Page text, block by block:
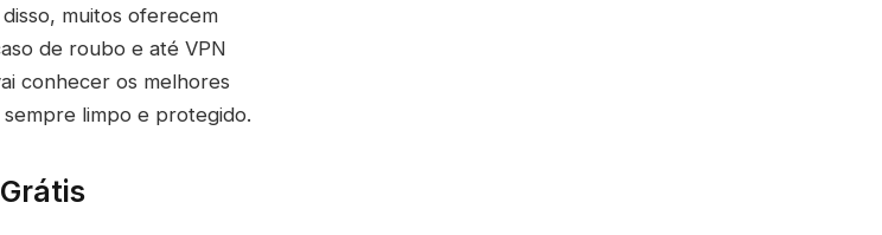
muitos oferecem
de roubo e até VPN
conhecer os melhores
limpo e protegido.